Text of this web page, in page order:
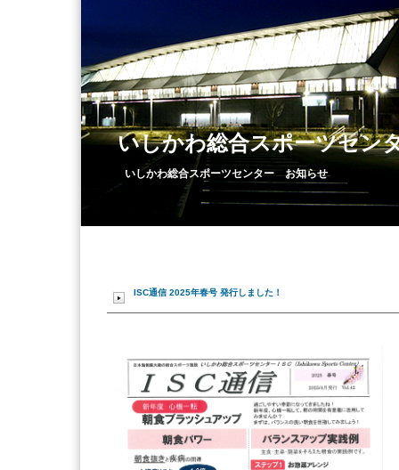
いしかわ総合スポーツセン
いしかわ総合スポーツセンター お知らせ
ISC通信 2025年春号 発行しました！